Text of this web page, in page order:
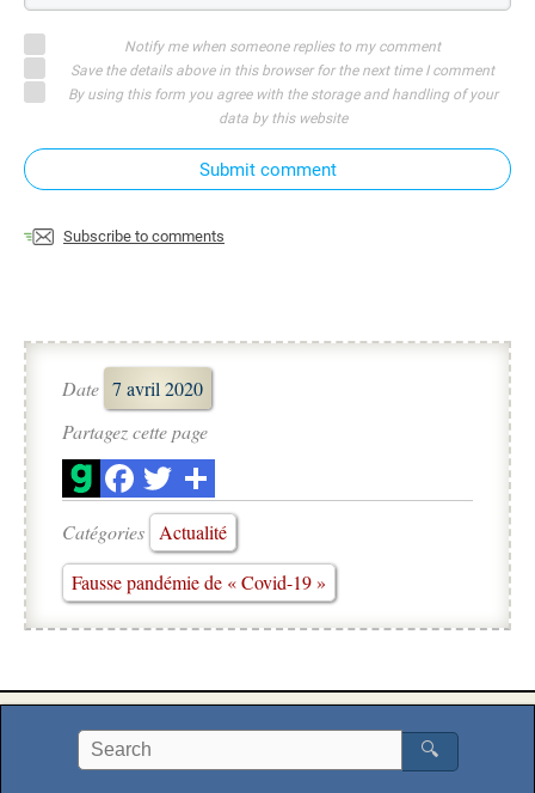
Notify me when someone replies to my comment
Save the details above in this browser for the next time I comment
By using this form you agree with the storage and handling of your
data by this website
Submit comment
Subscribe to comments
Date 7 avril 2020
Partagez cette page
Catégories Actualité
Fausse pandémie de « Covid-19 »
🔍